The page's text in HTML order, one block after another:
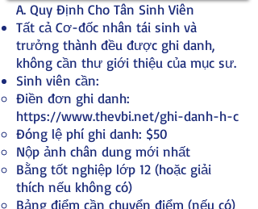
A. Quy Định Cho Tân Sinh Viên
Tất cả Cơ-đốc nhân tái sinh và
trưởng thành đều được ghi danh,
không cần thư giới thiệu của mục sư.
Sinh viên cần:
Điền đơn ghi danh:
https://www.thevbi.net/ghi-danh-h-c
Đóng lệ phí ghi danh: $50
Nộp ảnh chân dung mới nhất
Bằng tốt nghiệp lớp 12 (hoặc giải
thích nếu không có)
Bảng điểm cần chuyển điểm (nếu có)